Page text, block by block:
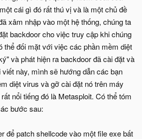
cái gì đó rất thú vị và là một chủ đề
xâm nhập vào một hệ thống, chúng ta
backdoor cho việc truy cập khi chúng
thể đối mặt với việc các phần mềm diệt
và phát hiện ra backdoor đã cài đặt và
viết này, mình sẽ hướng dẫn các bạn
diệt virus và gỡ cài đặt nó trên máy
nổi tiếng đó là Metasploit. Có thể tóm
bước sau:
để patch shellcode vào một file exe bất